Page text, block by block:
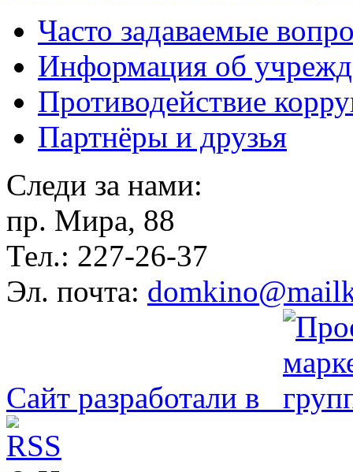
Часто задаваемые
Информация об
Противодействие
Партнёры и друзья
Следи за нами:
пр. Мира, 88
Тел.: 227-26-37
Эл. почта:
Сайт разработали в